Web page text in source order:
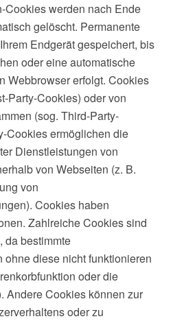
Cookies werden nach Ende
gelöscht. Permanente
Endgerät gespeichert, bis
oder eine automatische
Webbrowser erfolgt. Cookies
Party-Cookies) oder von
(sog. Third-Party-
Cookies ermöglichen die
Dienstleistungen von
von Webseiten (z. B.
von
Cookies haben
Zahlreiche Cookies sind
da bestimmte
ohne diese nicht funktionieren
oder die
Andere Cookies können zur
oder zu